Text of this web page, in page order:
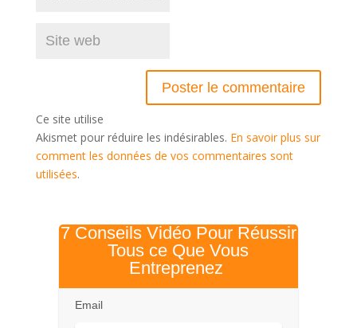
Ce site utilise
Akismet pour réduire les indésirables. En savoir plus sur
comment les données de vos commentaires sont
utilisées.
7 Conseils Vidéo Pour Réussir
Tous ce Que Vous
Entreprenez
Email